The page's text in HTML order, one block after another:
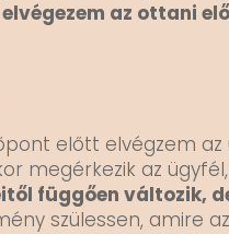
az ottani
előtt elvégzem
megérkezik az
függően változik,
szülessen, amire